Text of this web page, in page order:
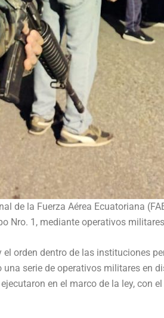
de la Fuerza Aérea Ecuatoriana
Nro. 1, mediante operativos
orden dentro de las instituciones
serie de operativos militares en
en el marco de la ley, con